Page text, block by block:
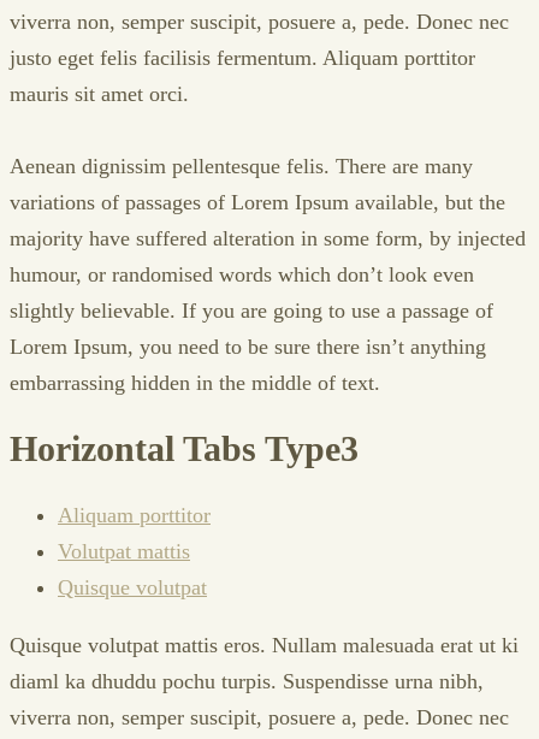
viverra non, semper suscipit, posuere a, pede. Donec nec
justo eget felis facilisis fermentum. Aliquam porttitor
mauris sit amet orci.
Aenean dignissim pellentesque felis. There are many
variations of passages of Lorem Ipsum available, but the
majority have suffered alteration in some form, by injected
humour, or randomised words which don’t look even
slightly believable. If you are going to use a passage of
Lorem Ipsum, you need to be sure there isn’t anything
embarrassing hidden in the middle of text.
Horizontal Tabs Type3
Aliquam porttitor
Volutpat mattis
Quisque volutpat
Quisque volutpat mattis eros. Nullam malesuada erat ut ki
diaml ka dhuddu pochu turpis. Suspendisse urna nibh,
viverra non, semper suscipit, posuere a, pede. Donec nec